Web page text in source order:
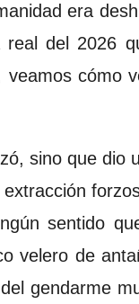
era
real del 2026
cómo
sino que dio
sentido
velero de
gendarme